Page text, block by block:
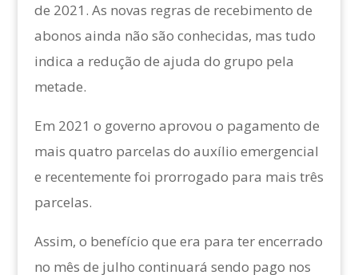
de 2021. As novas regras de recebimento de
abonos ainda não são conhecidas, mas tudo
indica a redução de ajuda do grupo pela
metade.
Em 2021 o governo aprovou o pagamento de
mais quatro parcelas do auxílio emergencial
e recentemente foi prorrogado para mais três
parcelas.
Assim, o benefício que era para ter encerrado
no mês de julho continuará sendo pago nos